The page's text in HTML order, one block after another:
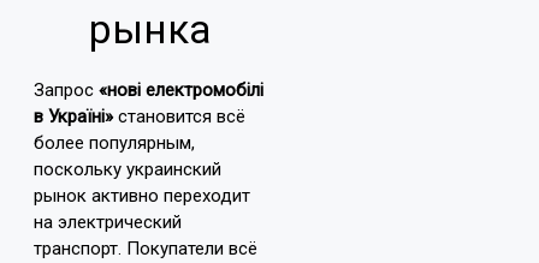
рынка
Запрос «нові електромобілі
в Україні»становится всё
более популярным,
поскольку украинский
рынок активно переходит
на электрический
транспорт. Покупатели всё